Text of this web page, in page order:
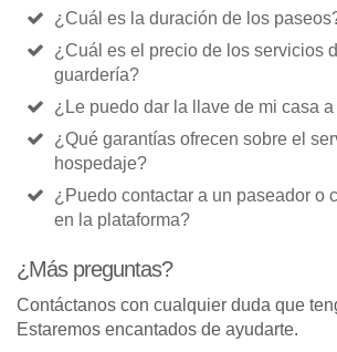
¿Cuál es la duración de los
¿Cuál es el precio de los servicios
guardería?
¿Le puedo dar la llave de mi casa
¿Qué garantías ofrecen sobre el
hospedaje?
¿Puedo contactar a un paseador o
en la plataforma?
¿Más preguntas?
Contáctanos con cualquier duda que
Estaremos encantados de ayudarte.